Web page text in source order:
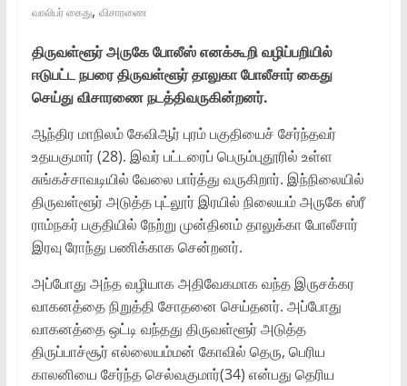
வாலிபர் கைது, விசாரணை
திருவள்ளூர் அருகே போலீஸ் எனக்கூறி வழிப்பறியில்
ஈடுபட்ட நபரை திருவள்ளூர் தாலுகா போலீசார் கைது
செய்து விசாரணை நடத்திவருகின்றனர்.
ஆந்திர மாநிலம் கேவிஆர் புரம் பகுதியைச் சேர்ந்தவர்
உதயகுமார் (28). இவர் பட்டரைப் பெரும்புதூரில் உள்ள
சுங்கச்சாவடியில் வேலை பார்த்து வருகிறார். இந்நிலையில்
திருவள்ளூர் அடுத்த புட்லூர் இரயில் நிலையம் அருகே ஸ்ரீ
ராம்நகர் பகுதியில் நேற்று முன்தினம் தாலுக்கா போலீசார்
இரவு ரோந்து பணிக்காக சென்றனர்.
அப்போது அந்த வழியாக அதிவேகமாக வந்த இருசக்கர
வாகனத்தை நிறுத்தி சோதனை செய்தனர். அப்போது
வாகனத்தை ஒட்டி வந்தது திருவள்ளூர் அடுத்த
திருப்பாச்சூர் எல்லையம்மன் கோவில் தெரு, பெரிய
காலனியை சேர்ந்த செல்வகுமார்(34) என்பது தெரிய